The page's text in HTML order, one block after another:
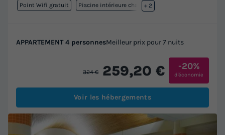
Point Wifi gratuit Piscine intérieure chauffée
+ 2
APPARTEMENT 4 personnesMeilleur prix pour 7 nuits
324 € 259,20 € -20%
d'économie
Voir les hébergements